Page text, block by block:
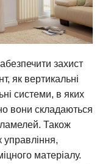
захист
як вертикальні
системи, в яких
вони складаються
Також
матеріалу.